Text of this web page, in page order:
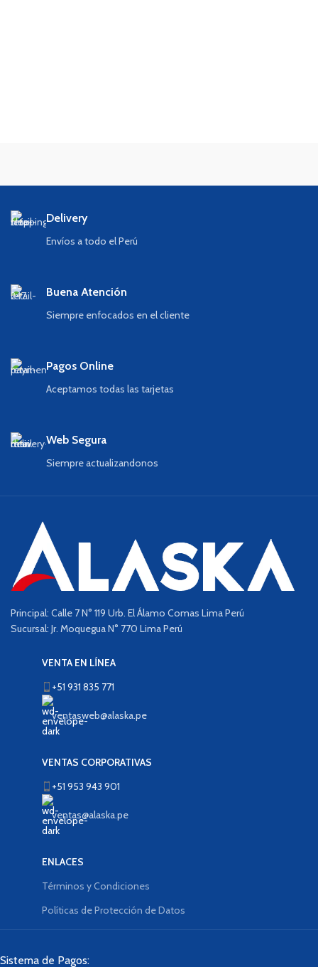
Delivery
Envíos a todo el Perú
Buena Atención
Siempre enfocados en el cliente
Pagos Online
Aceptamos todas las tarjetas
Web Segura
Siempre actualizandonos
Principal: Calle 7 N° 119 Urb. El Álamo Comas Lima Perú
Sucursal: Jr. Moquegua N° 770 Lima Perú
VENTA EN LÍNEA
+51 931 835 771
ventasweb@alaska.pe
VENTAS CORPORATIVAS
+51 953 943 901
ventas@alaska.pe
ENLACES
Términos y Condiciones
Políticas de Protección de Datos
Sistema de Pagos: